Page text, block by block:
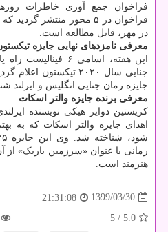
فراخوان جمع آوری خاطرات
فراخوان در ۵ محور منتشر
در مهر، قابل مطالعه است.
معرفی نامزدهای نهایی جایزه
این هفته، اسامی ۶
جنایی سال ۲۰۲۰ تیکستون
جایزه رمان جنایی انگلیس و ایرلند
معرفی برنده جایزه والتر اسکات
کریستین دوایر هیکی نویسنده
اهدای جایزه والتر اسکات که به
رمانی با عنوان «سرزمین باریک» از
هنرمند است.
1399/03/30
21:31:08
5.0
/ 5